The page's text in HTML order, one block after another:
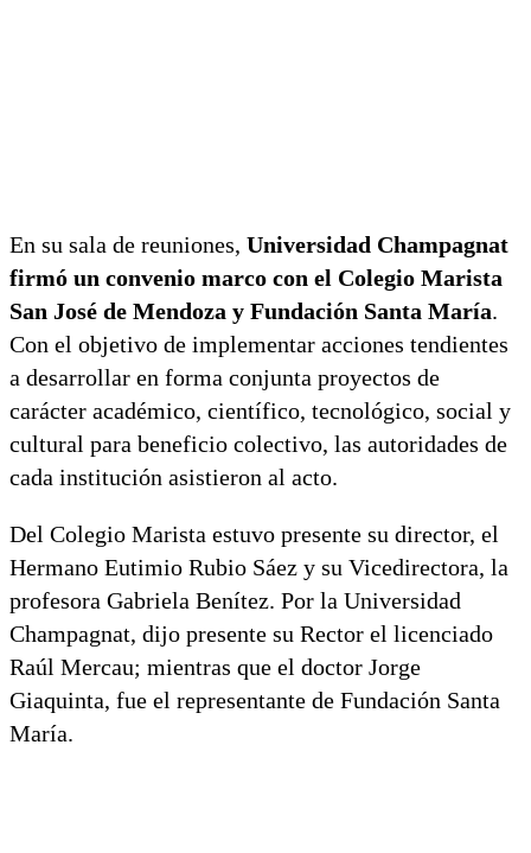
En su sala de reuniones, Universidad Champagnat
firmó un convenio marco con el Colegio Marista
San José de Mendoza y Fundación Santa María.
Con el objetivo de implementar acciones tendientes
a desarrollar en forma conjunta proyectos de
carácter académico, científico, tecnológico, social y
cultural para beneficio colectivo, las autoridades de
cada institución asistieron al acto.
Del Colegio Marista estuvo presente su director, el
Hermano Eutimio Rubio Sáez y su Vicedirectora, la
profesora Gabriela Benítez. Por la Universidad
Champagnat, dijo presente su Rector el licenciado
Raúl Mercau; mientras que el doctor Jorge
Giaquinta, fue el representante de Fundación Santa
María.